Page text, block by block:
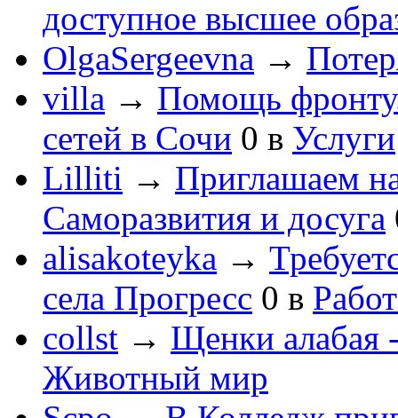
доступное высшее
OlgaSergeevna →
villa → Помощь
сетей в Сочи 0 в Услуги
Lilliti → Приглашаем
Саморазвития и досуга
alisakoteyka →
села Прогресс 0 в
collst → Щенки алабая
Животный мир